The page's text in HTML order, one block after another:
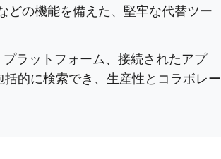
の機能を備えた、堅牢な代替ツー
ラットフォーム、接続されたアプ
的に検索でき、生産性とコラボレー